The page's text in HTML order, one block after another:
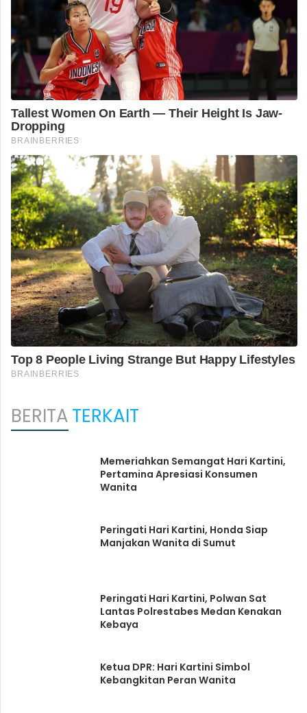
BERITATERKAIT
Memeriahkan Semangat Hari Kartini,
Pertamina Apresiasi Konsumen
Wanita
Peringati Hari Kartini, Honda Siap
Manjakan Wanita di Sumut
Peringati Hari Kartini, Polwan Sat
Lantas Polrestabes Medan Kenakan
Kebaya
Ketua DPR: Hari Kartini Simbol
Kebangkitan Peran Wanita